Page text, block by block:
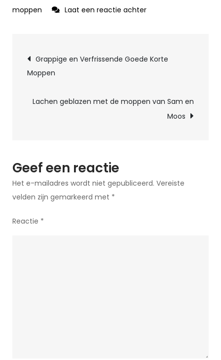
moppen
Laat een reactie achterop
Peuters:
Kleintjes
Lachen!
Berichtnavigatie
Grappige en Verfrissende Goede Korte
Moppen
Lachen geblazen met de moppen van Sam en
Moos
Geef een reactie
Het e-mailadres wordt niet gepubliceerd. Vereiste
velden zijn gemarkeerd met *
Reactie *